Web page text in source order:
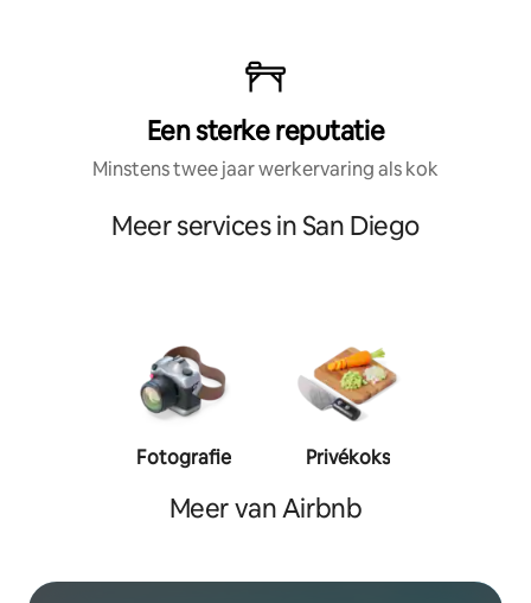
Een sterke reputatie
Minstens twee jaar werkervaring als kok
Meer services in San Diego
Fotografie Privékoks
Meer van Airbnb